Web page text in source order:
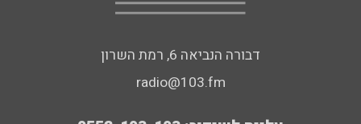
דבורה הנביאה 6, רמת השרון
radio@103.fm